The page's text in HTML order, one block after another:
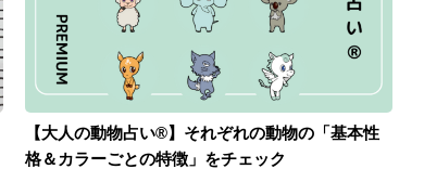
【大人の動物占い®】それぞれの動物の「基本性
格＆カラーごとの特徴」をチェック